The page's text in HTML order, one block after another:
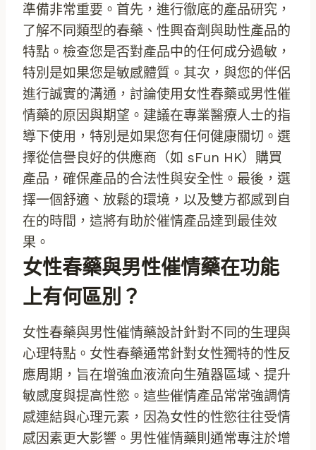
準備非常重要。首先，進行徹底的產品研究，
了解不同類型的春藥、性興奋劑與助性產品的
特點。檢查您是否對產品中的任何成分過敏，
特別是如果您是敏感體質。其次，與您的伴侶
進行誠實的溝通，討論使用女性春藥或男性催
情藥的原因與期望。建議在專業醫療人士的指
導下使用，特別是如果您有任何健康關切。選
擇從信譽良好的供應商（如 sFun HK）購買
產品，確保產品的合法性與安全性。最後，選
擇一個舒適、放鬆的環境，以及雙方都感到自
在的時間，這將有助於催情產品達到最佳效
果。
女性春藥與男性催情藥在功能
上有何區別？
女性春藥與男性催情藥設計針對不同的生理與
心理特點。女性春藥通常針對女性獨特的性反
應周期，旨在增強血液流向生殖器區域、提升
敏感度與提高性慾。這些催情產品常常強調情
感連結與心理元素，因為女性的性慾往往受情
感因素更大影響。男性催情藥則通常專注於增